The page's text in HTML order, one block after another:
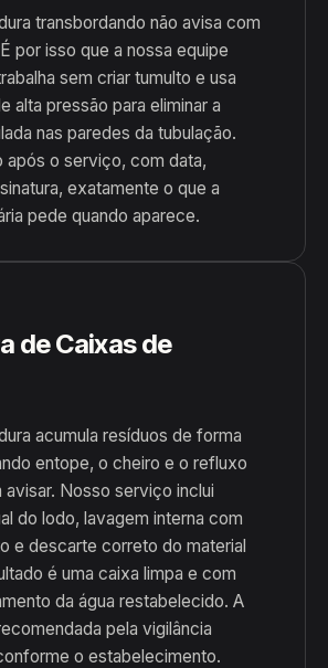
transbordando não avisa com
por isso que a nossa equipe
sem criar tumulto e usa
alta pressão para eliminar a
nas paredes da tubulação.
após o serviço, com data,
exatamente o que a
pede quando aparece.
de Caixas de
acumula resíduos de forma
entope, o cheiro e o refluxo
Nosso serviço inclui
do lodo, lavagem interna com
e descarte correto do material
é uma caixa limpa e com
da água restabelecido. A
pela vigilância
o estabelecimento.